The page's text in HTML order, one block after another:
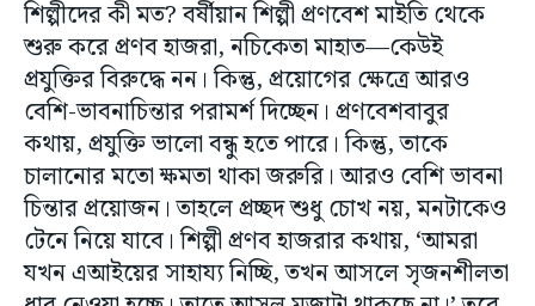
শিল্পীদের কী মত? বর্ষীয়ান শিল্পী প্রণবেশ মাইতি থেকে
শুরু করে প্রণব হাজরা, নচিকেতা মাহাত—কেউই
প্রযুক্তির বিরুদ্ধে নন। কিন্তু, প্রয়োগের ক্ষেত্রে আরও
বেশি-ভাবনাচিন্তার পরামর্শ দিচ্ছেন। প্রণবেশবাবুর
কথায়, প্রযুক্তি ভালো বন্ধু হতে পারে। কিন্তু, তাকে
চালানোর মতো ক্ষমতা থাকা জরুরি। আরও বেশি ভাবনা
চিন্তার প্রয়োজন। তাহলে প্রচ্ছদ শুধু চোখ নয়, মনটাকেও
টেনে নিয়ে যাবে। শিল্পী প্রণব হাজরার কথায়, ‘আমরা
যখন এআইয়ের সাহায্য নিচ্ছি, তখন আসলে সৃজনশীলতা